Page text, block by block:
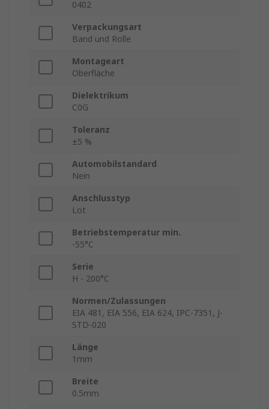
0402
Verpackungsart
Band und Rolle
Montageart
Oberfläche
Dielektrikum
C0G
Toleranz
±5 %
Automobilstandard
Nein
Anschlusstyp
Lot
Betriebstemperatur min.
-55°C
Serie
H - 200°C
Normen/Zulassungen
EIA 481, EIA 556, EIA 624, IPC-7351, J-
STD-020
Länge
1mm
Breite
0.5mm